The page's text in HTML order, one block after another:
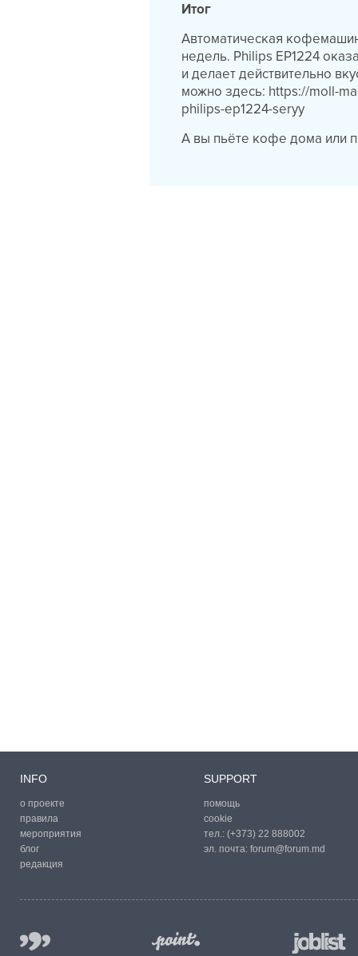
Итог
Автоматическая
недель. Philips EP1224
и делает действительно
можно здесь: https://moll-
philips-ep1224-seryy
А вы пьёте кофе дома или
INFO
о проекте
правила
мероприятия
блог
редакция
SUPPORT
помощь
cookie
тел.: (+373) 22 888002
эл. почта: forum@forum.md